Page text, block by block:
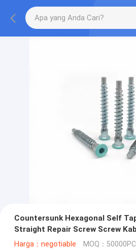
Countersunk Hexagonal Self
Straight Repair Screw Screw
Harga：negotiable MOQ：